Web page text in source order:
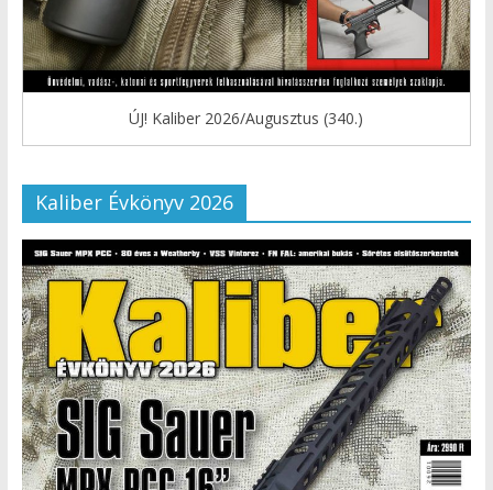
ÚJ! Kaliber 2026/Augusztus (340.)
Kaliber Évkönyv 2026